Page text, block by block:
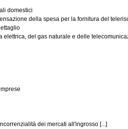
domestici
della spesa per la fornitura del
del gas naturale e delle
dei mercati all'ingrosso [...]